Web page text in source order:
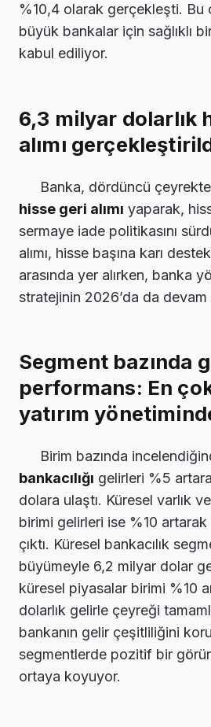
%10,4 olarak gerçekleşti. Bu
büyük bankalar için sağlıklı
kabul ediliyor.
6,3 milyar dolarlık
alımı
Banka, dördüncü
hisse geri alımı yaparak,
sermaye iade politikasını
alımı, hisse başına karı
arasında yer alırken, banka
stratejinin 2026’da da
Segment bazında
performans: En
yatırım
Birim bazında
bankacılığı gelirleri %5
dolara ulaştı. Küresel varlık
birimi gelirleri ise %10
çıktı. Küresel bankacılık
büyümeyle 6,2 milyar dolar
küresel piyasalar birimi %10
dolarlık gelirle çeyreği
bankanın gelir çeşitliliğini
segmentlerde pozitif bir
ortaya koyuyor.